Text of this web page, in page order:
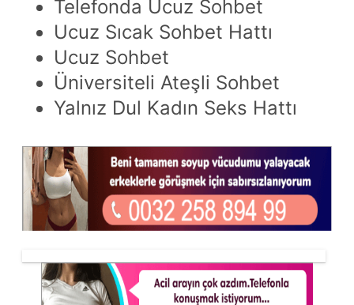
Telefonda Ucuz Sohbet
Ucuz Sıcak Sohbet Hattı
Ucuz Sohbet
Üniversiteli Ateşli Sohbet
Yalnız Dul Kadın Seks Hattı